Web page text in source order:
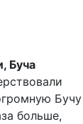
Буча
Бучу
больше,